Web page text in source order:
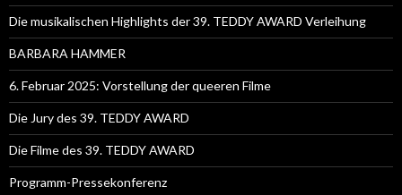
Die musikalischen Highlights der 39. TEDDY AWARD Verleihung
BARBARA HAMMER
6. Februar 2025: Vorstellung der queeren Filme
Die Jury des 39. TEDDY AWARD
Die Filme des 39. TEDDY AWARD
Programm-Pressekonferenz